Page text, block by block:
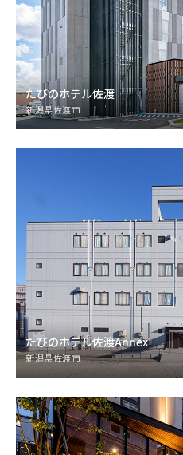
たびのホテル佐渡
新潟県佐渡市
たびのホテル佐渡Annex
新潟県佐渡市